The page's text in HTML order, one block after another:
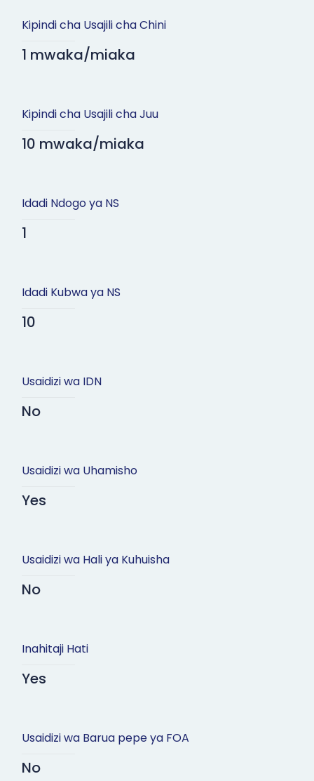
Kipindi cha Usajili cha Chini
1 mwaka/miaka
Kipindi cha Usajili cha Juu
10 mwaka/miaka
Idadi Ndogo ya NS
1
Idadi Kubwa ya NS
10
Usaidizi wa IDN
No
Usaidizi wa Uhamisho
Yes
Usaidizi wa Hali ya Kuhuisha
No
Inahitaji Hati
Yes
Usaidizi wa Barua pepe ya FOA
No